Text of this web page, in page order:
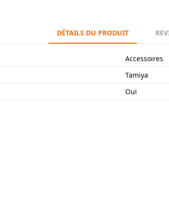
DÉTAILS DU PRODUIT
Accessoires
Tamiya
Oui